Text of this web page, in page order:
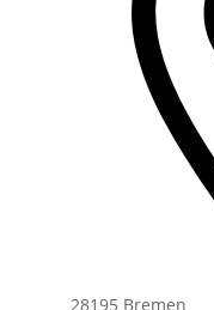
28195 Bremen